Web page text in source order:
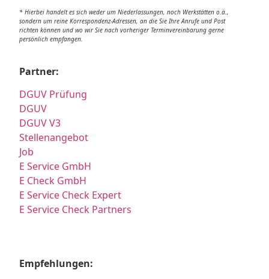
* Hierbei handelt es sich weder um Niederlassungen, noch Werkstätten o.ä.,
sondern um reine Korrespondenz-Adressen, an die Sie Ihre Anrufe und Post
richten können und wo wir Sie nach vorheriger Terminvereinbarung gerne
persönlich empfangen.
Partner:
DGUV Prüfung
DGUV
DGUV V3
Stellenangebot
Job
E Service GmbH
E Check GmbH
E Service Check Expert
E Service Check Partners
Empfehlungen: